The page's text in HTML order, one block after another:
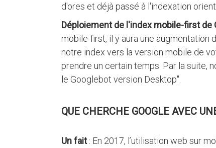
d'ores et déjà passé à l'indexation
Déploiement de l'index mobile-first de
mobile-first, il y aura une augmentation
notre index vers la version mobile de
prendre un certain temps. Par la suite,
le Googlebot version Desktop".
QUE CHERCHE GOOGLE AVEC
Un fait: En 2017, l’utilisation web sur